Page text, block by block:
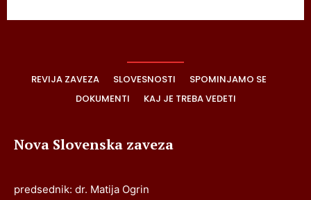
REVIJA ZAVEZA SLOVESNOSTI
SPOMINJAMO SE
DOKUMENTI
KAJ JE TREBA VEDETI
Nova Slovenska zaveza
predsednik: dr. Matija Ogrin